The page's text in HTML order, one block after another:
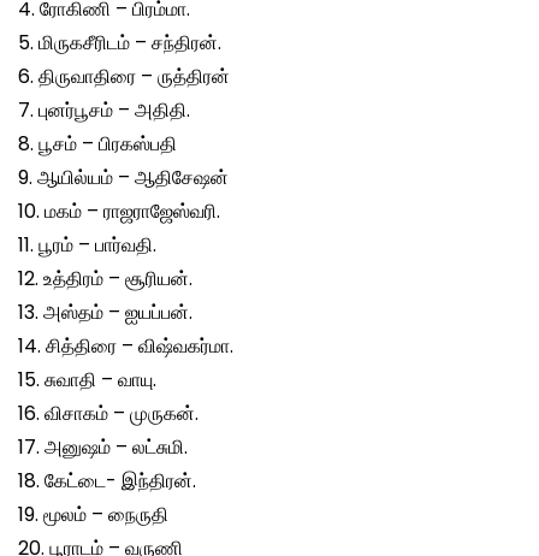
4. ரோகிணி – பிரம்மா.
5. மிருகசீரிடம் – சந்திரன்.
6. திருவாதிரை – ருத்திரன்
7. புனர்பூசம் – அதிதி.
8. பூசம் – பிரகஸ்பதி
9. ஆயில்யம் – ஆதிசேஷன்
10. மகம் – ராஜராஜேஸ்வரி.
11. பூரம் – பார்வதி.
12. உத்திரம் – சூரியன்.
13. அஸ்தம் – ஐயப்பன்.
14. சித்திரை – விஷ்வகர்மா.
15. சுவாதி – வாயு.
16. விசாகம் – முருகன்.
17. அனுஷம் – லட்சுமி.
18. கேட்டை- இந்திரன்.
19. மூலம் – நைருதி
20. பூராடம் – வருணி